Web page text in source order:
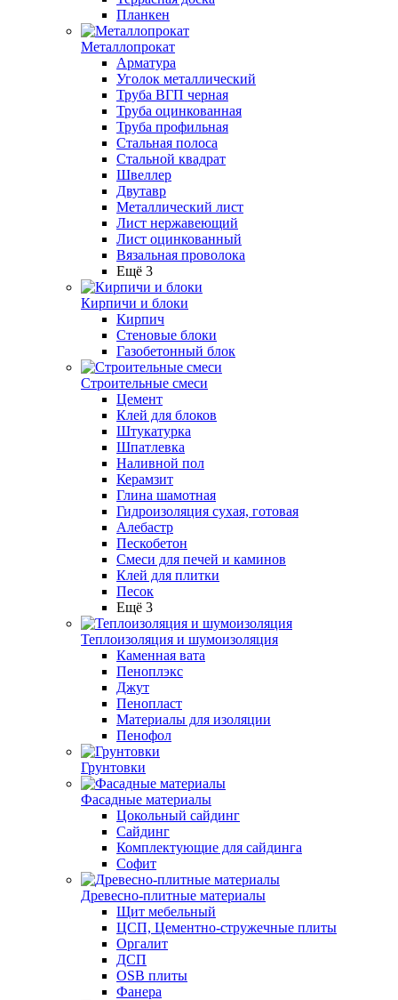
Планкен
Металлопрокат
Арматура
Уголок металлический
Труба ВГП черная
Труба оцинкованная
Труба профильная
Стальная полоса
Стальной квадрат
Швеллер
Двутавр
Металлический лист
Лист нержавеющий
Лист оцинкованный
Вязальная проволока
Ещё 3
Кирпичи и блоки
Кирпич
Стеновые блоки
Газобетонный блок
Строительные смеси
Цемент
Клей для блоков
Штукатурка
Шпатлевка
Наливной пол
Керамзит
Глина шамотная
Гидроизоляция сухая, готовая
Алебастр
Пескобетон
Смеси для печей и каминов
Клей для плитки
Песок
Ещё 3
Теплоизоляция и шумоизоляция
Каменная вата
Пеноплэкс
Джут
Пенопласт
Материалы для изоляции
Пенофол
Грунтовки
Фасадные материалы
Цокольный сайдинг
Сайдинг
Комплектующие для сайдинга
Софит
Древесно-плитные материалы
Щит мебельный
ЦСП, Цементно-стружечные плиты
Оргалит
ДСП
OSB плиты
Фанера